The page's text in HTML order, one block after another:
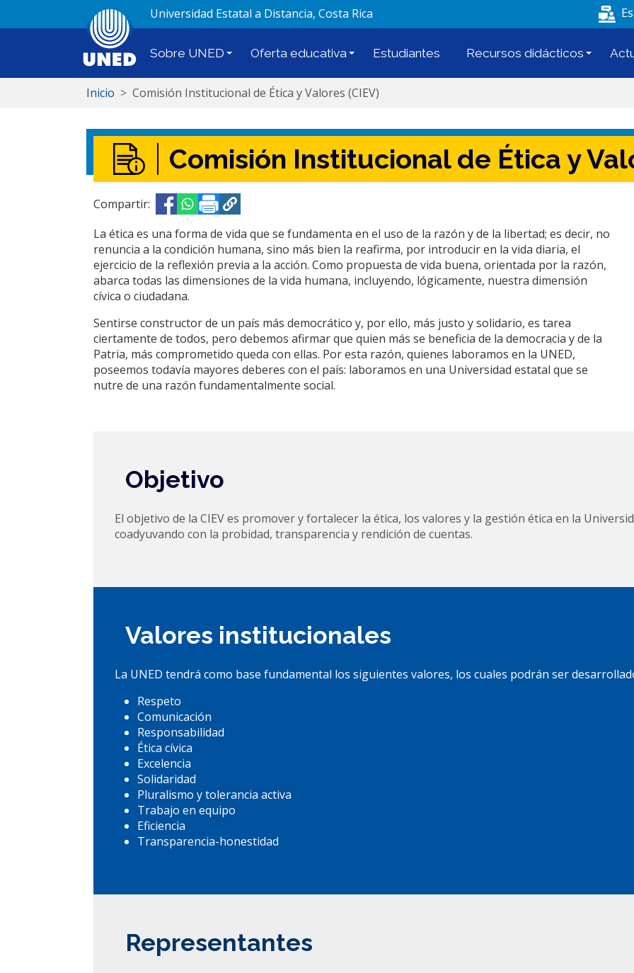
Pasar al contenido principal
Universidad Estatal a Distancia, Costa Rica
Sobre UNED Oferta educativa Estudiantes Recursos didácticos
Inicio Comisión Institucional de Ética y Valores (CIEV)
Comisión Institucional de Ética y
Compartir: Opens in a new window
Opens in a new window
La ética es una forma de vida que se fundamenta en el uso de la razón y de la libertad; es decir, no
renuncia a la condición humana, sino más bien la reafirma, por introducir en la vida diaria, el
ejercicio de la reflexión previa a la acción. Como propuesta de vida buena, orientada por la razón,
abarca todas las dimensiones de la vida humana, incluyendo, lógicamente, nuestra dimensión
cívica o ciudadana.
Sentirse constructor de un país más democrático y, por ello, más justo y solidario, es tarea
ciertamente de todos, pero debemos afirmar que quien más se beneficia de la democracia y de la
Patria, más comprometido queda con ellas. Por esta razón, quienes laboramos en la UNED,
poseemos todavía mayores deberes con el país: laboramos en una Universidad estatal que se
nutre de una razón fundamentalmente social.
Objetivo
El objetivo de la CIEV es promover y fortalecer la ética, los valores y la gestión ética en la
coadyuvando con la probidad, transparencia y rendición de cuentas.
Valores institucionales
La UNED tendrá como base fundamental los siguientes valores, los cuales podrán ser
Respeto
Comunicación
Responsabilidad
Ética cívica
Excelencia
Solidaridad
Pluralismo y tolerancia activa
Trabajo en equipo
Eficiencia
Transparencia-honestidad
Representantes